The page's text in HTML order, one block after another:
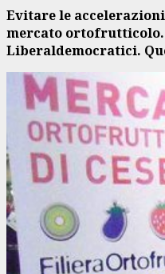
Evitare le
mercato ortofrutticolo.
Liberaldemocratici.